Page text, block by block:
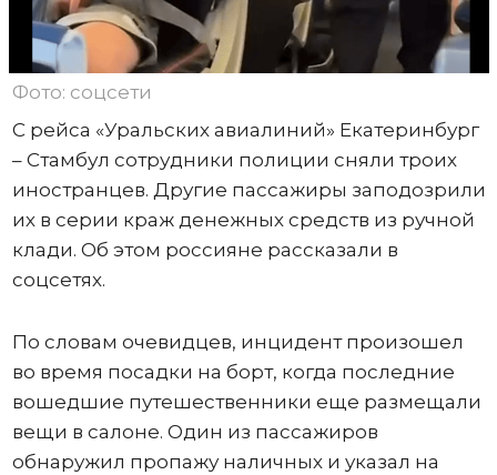
Фото: соцсети
С рейса «Уральских авиалиний» Екатеринбург
– Стамбул сотрудники полиции сняли троих
иностранцев. Другие пассажиры заподозрили
их в серии краж денежных средств из ручной
клади. Об этом россияне рассказали в
соцсетях.
По словам очевидцев, инцидент произошел
во время посадки на борт, когда последние
вошедшие путешественники еще размещали
вещи в салоне. Один из пассажиров
обнаружил пропажу наличных и указал на